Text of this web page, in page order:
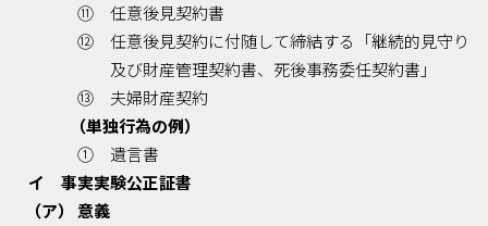
⑪ 任意後見契約書
⑫ 任意後見契約に付随して締結する「継続的見守り
及び財産管理契約書、死後事務委任契約書」
⑬ 夫婦財産契約
（単独行為の例）
① 遺言書
イ 事実実験公正証書
（ア） 意義